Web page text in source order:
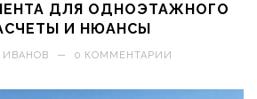
ДЛЯ ОДНОЭТАЖНОГО
И НЮАНСЫ
ИВАНОВ — 0 КОММЕНТАРИИ